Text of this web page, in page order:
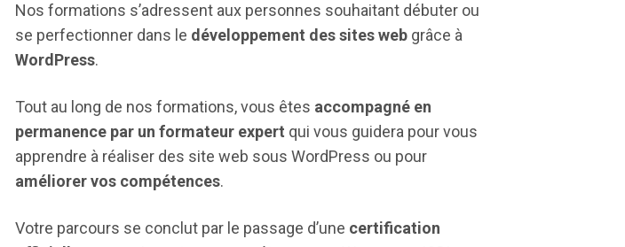
Nos formations s’adressent aux personnes souhaitant débuter ou
se perfectionner dans le développement des sites web grâce à
WordPress.
Tout au long de nos formations, vous êtes accompagné en
permanence par un formateur expert qui vous guidera pour vous
apprendre à réaliser des site web sous WordPress ou pour
améliorer vos compétences.
Votre parcours se conclut par le passage d’une certification